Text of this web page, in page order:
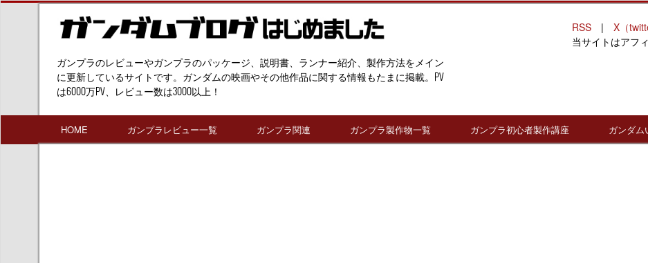
ガンプラのレビューやガンプラのパッケージ、説明書、ランナー紹介、製作方法をメイン
に更新しているサイトです。ガンダムの映画やその他作品に関する情報もたまに掲載。PV
は6000万PV、レビュー数は3000以上！
RSS | X（
当サイトはアフ
HOME ガンプラレビュー一覧 ガンプラ関連 ガンプラ製作物一覧 ガンプラ初心者製作講座 ガンダム